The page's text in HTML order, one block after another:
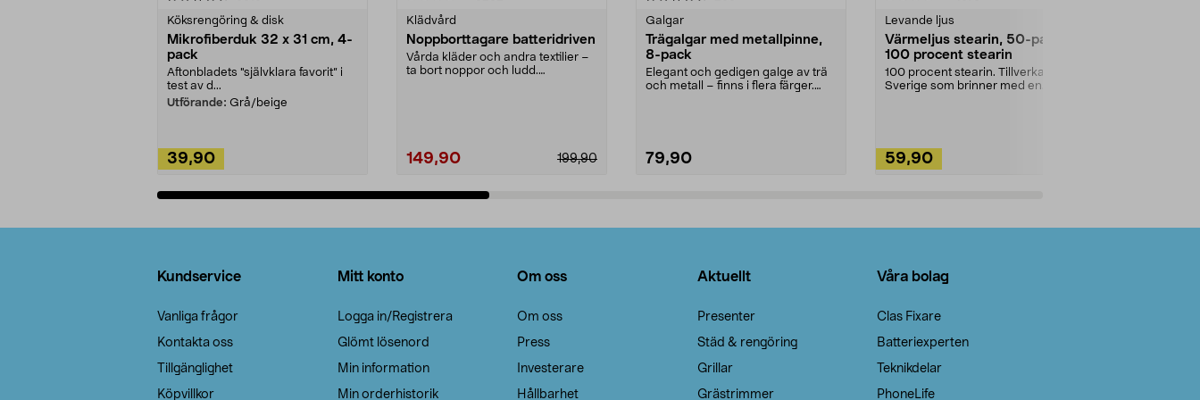
Köksrengöring & disk
Mikrofiberduk 32 x 31 cm, 4-
pack
Aftonbladets "självklara favorit” i
test av d...
Utförande: Grå/beige
39,90
Klädvård
Noppborttagare batteridriven
Vårda kläder och andra textilier –
ta bort noppor och ludd.
199,90
149,90
Galgar
Trägalgar med metallpinne,
8-pack
Elegant och gedigen galge av trä
och metall – finns i flera färger.
79,90
Levande ljus
Värmeljus stearin, 50-pack,
100 procent stearin
100 procent stearin. Tillverkade i
Sverige som brinner med en
59,90
Kundservice
Vanliga frågor
Kontakta oss
Tillgänglighet
Köpvillkor
Mitt konto
Logga in/Registrera
Glömt lösenord
Min information
Min orderhistorik
Om oss
Om oss
Press
Investerare
Hållbarhet
Aktuellt
Presenter
Städ & rengöring
Grillar
Grästrimmer
Våra bolag
Clas Fixare
Batteriexperten
Teknikdelar
PhoneLife